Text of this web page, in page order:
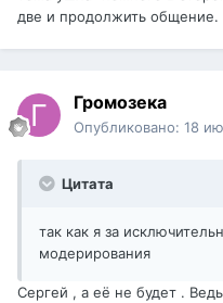
две и продолжить общение.
Громозека
Опубликовано: 18
Цитата
так как я за
модерирования
Сергей , а её не будет .